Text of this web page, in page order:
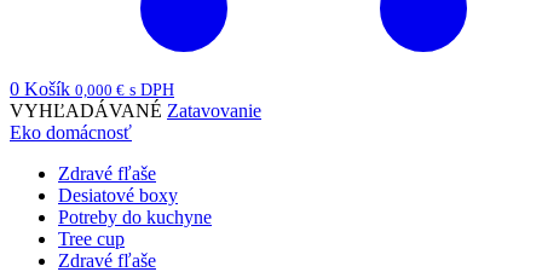
0 Košík 0,000 € s DPH
VYHĽADÁVANÉ Zatavovanie
Eko domácnosť
Zdravé fľaše
Desiatové boxy
Potreby do kuchyne
Tree cup
Zdravé fľaše